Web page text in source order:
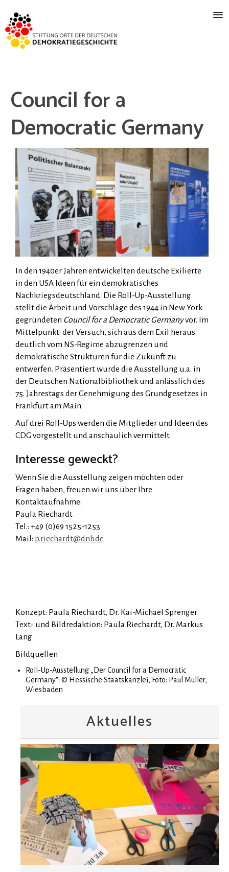
Council for a
Democratic Germany
In den 1940er Jahren entwickelten deutsche Exilierte
in den USA Ideen für ein demokratisches
Nachkriegsdeutschland. Die Roll-Up-Ausstellung
stellt die Arbeit und Vorschläge des 1944 in New York
gegründeten Council for a Democratic Germanyvor. Im
Mittelpunkt: der Versuch, sich aus dem Exil heraus
deutlich vom NS-Regime abzugrenzen und
demokratische Strukturen für die Zukunft zu
entwerfen. Präsentiert wurde die Ausstellung u.a. in
der Deutschen Nationalbibliothek und anlässlich des
75. Jahrestags der Genehmigung des Grundgesetzes in
Frankfurt am Main.
Auf drei Roll-Ups werden die Mitglieder und Ideen des
CDG vorgestellt und anschaulich vermittelt.
Interesse geweckt?
Wenn Sie die Ausstellung zeigen möchten oder
Fragen haben, freuen wir uns über Ihre
Kontaktaufnahme:
Paula Riechardt
Tel.: +49 (0)69 1525-1253
Mail: p.riechardt@dnb.de
Konzept: Paula Riechardt, Dr. Kai-Michael Sprenger
Text- und Bildredaktion: Paula Riechardt, Dr. Markus
Lang
Bildquellen
Roll-Up-Ausstellung „Der Council for a Democratic
Germany“: © Hessische Staatskanzlei, Foto: Paul Müller,
Wiesbaden
Aktuelles